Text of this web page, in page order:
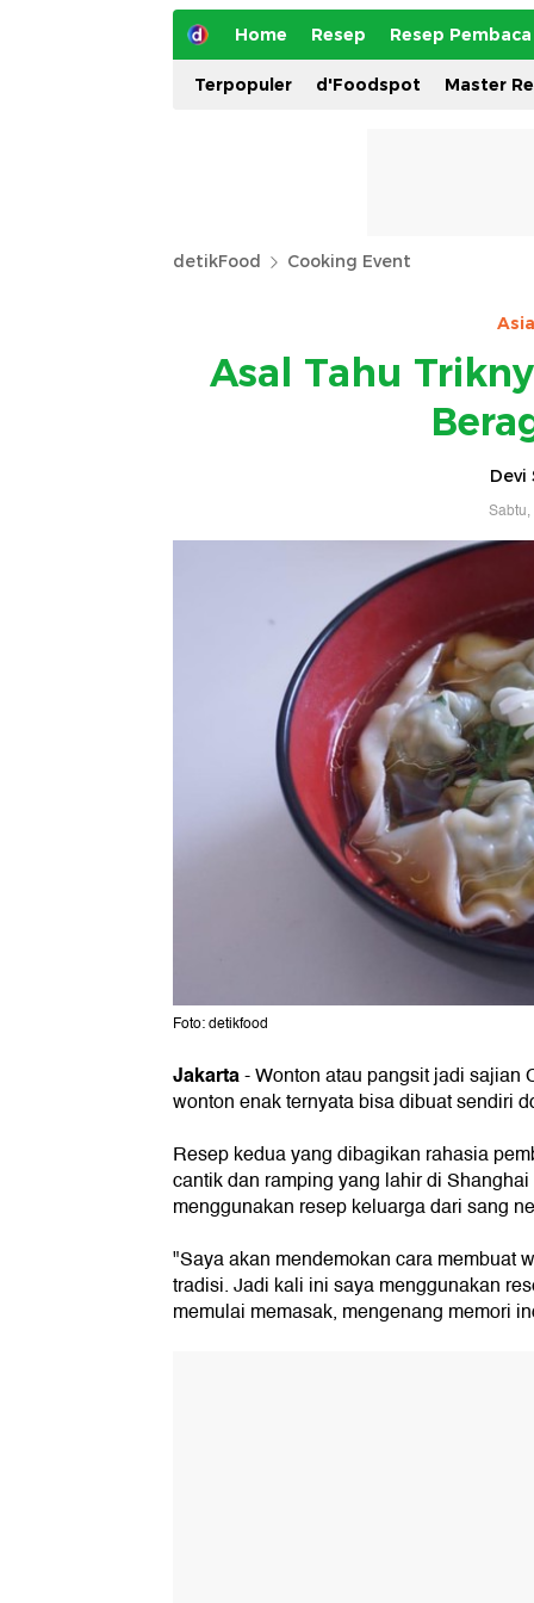
Home Resep Resep Pembaca
Terpopuler d'Foodspot Master
detikFood Cooking Event
Asal Tahu
Devi
Foto: detikfood
Jakarta- Wonton atau pangsit jadi sajian
wonton enak ternyata bisa dibuat sendiri
Resep kedua yang dibagikan rahasia
cantik dan ramping yang lahir di
menggunakan resep keluarga dari sang
"Saya akan mendemokan cara membuat
tradisi. Jadi kali ini saya menggunakan
memulai memasak, mengenang memori